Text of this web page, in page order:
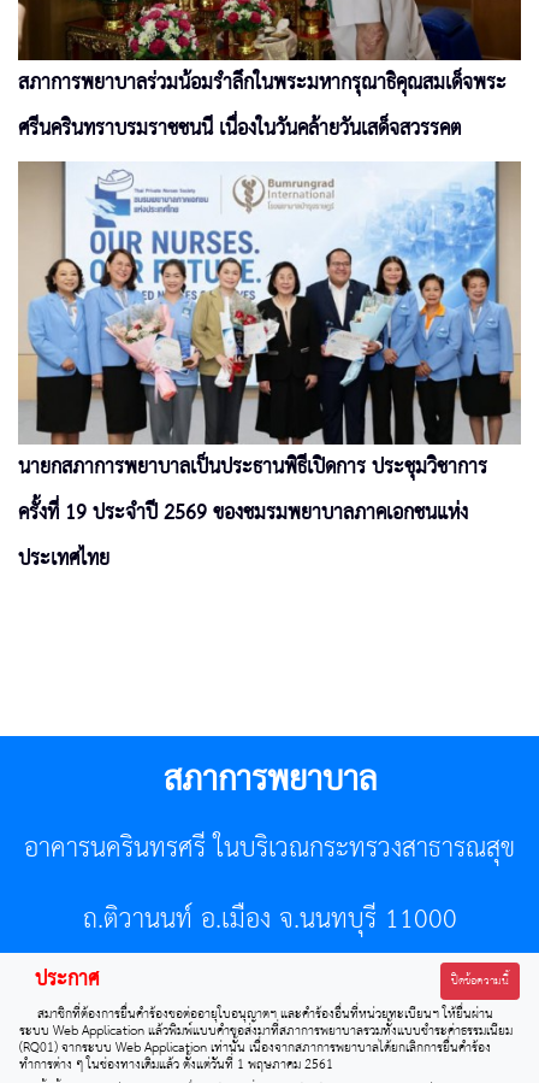
สภาการพยาบาลร่วมน้อมรำลึกในพระมหากรุณาธิคุณสมเด็จพระ
ศรีนครินทราบรมราชชนนี เนื่องในวันคล้ายวันเสด็จสวรรคต
นายกสภาการพยาบาลเป็นประธานพิธีเปิดการ ประชุมวิชาการ
ครั้งที่ 19 ประจำปี 2569 ของชมรมพยาบาลภาคเอกชนแห่ง
ประเทศไทย
สภาการพยาบาล
อาคารนครินทรศรี ในบริเวณกระทรวงสาธารณสุข
ถ.ติวานนท์ อ.เมือง จ.นนทบุรี 11000
โทรศัพท์ 02-596-7500 โทรสาร 0-2589-7121 E-mail :
center@tnmc.or.th
ประกาศ ปิดข้อความนี้
สมาชิกที่ต้องการยื่นคำร้องขอต่ออายุใบอนุญาตฯ และคำร้องอื่นที่หน่วยทะเบียนฯ ให้ยื่นผ่าน
ระบบ Web Application แล้วพิมพ์แบบคำขอส่งมาที่สภาการพยาบาลรวมทั้งแบบชำระค่าธรรมเนียม
(RQ01) จากระบบ Web Application เท่านั้น เนื่องจากสภาการพยาบาลได้ยกเลิกการยื่นคำร้อง
ทำการต่าง ๆ ในช่องทางเดิมแล้ว ตั้งแต่วันที่ 1 พฤษภาคม 2561